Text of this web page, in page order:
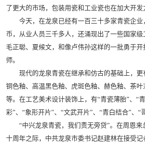
了更大的市场，包装用瓷和工业瓷也在加大开发
今天，在龙泉已经有一百三十多家青瓷企业
币，从业人员三千多人，还涌现出了一些国家级
毛正聪、夏候文，和像卢伟孙这样的一批勇于
师。
现代的龙泉青瓷在继承和仿古的基础上，更
铜色釉、高温黑色釉、虎斑色釉、赫色釉、茶
等。在工艺美术设计装饰上，有“青瓷薄胎”、“
彩”、“象形开片”、“文武开片”、“青白结合”、“
“中兴龙泉青瓷，我们责无旁贷”。在周恩来
十周年之际，中共龙泉市委书记赵建林在接受